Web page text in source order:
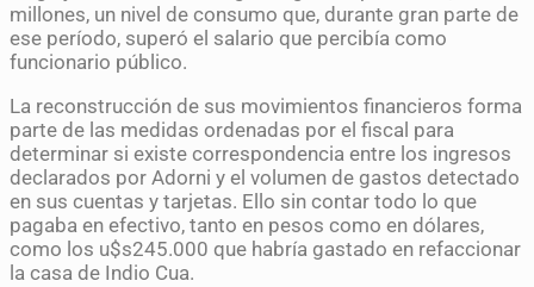
millones, un nivel de consumo que, durante gran parte de
ese período, superó el salario que percibía como
funcionario público.
La reconstrucción de sus movimientos financieros forma
parte de las medidas ordenadas por el fiscal para
determinar si existe correspondencia entre los ingresos
declarados por Adorni y el volumen de gastos detectado
en sus cuentas y tarjetas. Ello sin contar todo lo que
pagaba en efectivo, tanto en pesos como en dólares,
como los u$s245.000 que habría gastado en refaccionar
la casa de Indio Cua.